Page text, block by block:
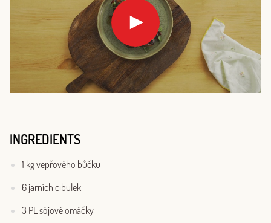
INGREDIENTS
1 kg vepřového bůčku
6 jarních cibulek
3 PL sójové omáčky